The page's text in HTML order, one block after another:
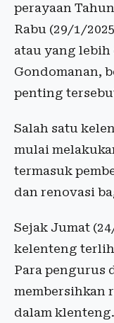
perayaan
Rabu (29/1/
atau yang
Gondomanan,
penting
Salah satu
mulai
termasuk
dan renovasi
Sejak Jumat
kelenteng
Para pengurus
membersihkan
dalam klenteng.